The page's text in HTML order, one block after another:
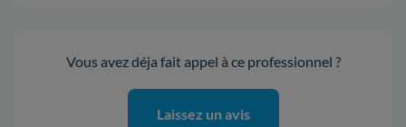
Vous avez déja fait appel à ce professionnel ?
Laissez un avis